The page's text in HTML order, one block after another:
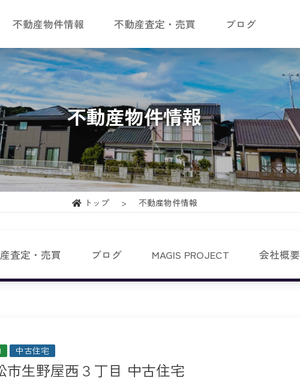
不動産物件情報 不動産査定・売買 ブログ
不動産物件情報
トップ 不動産物件情報
査定・売買 ブログ MAGIS PROJECT 会社概要
中古住宅
市生野屋西３丁目 中古住宅